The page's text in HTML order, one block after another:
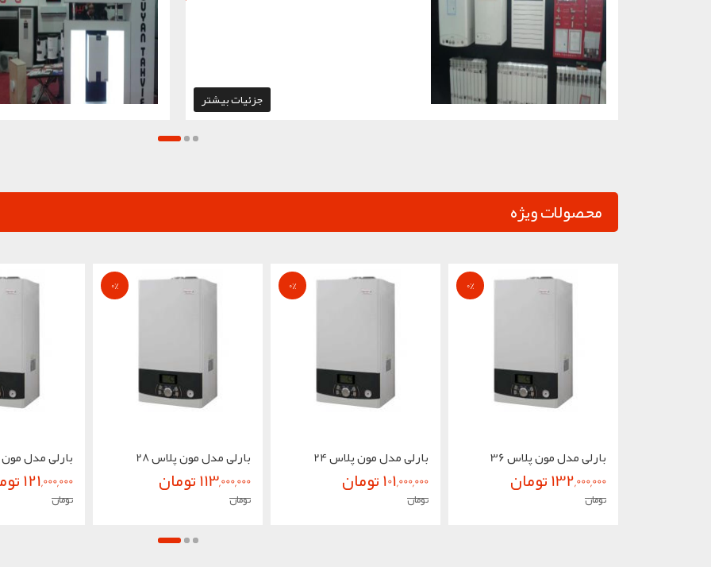
جزئیات بیشتر
محصولات ویژه
بارلی مدل مون
121,000,000 تومان
تومان
بارلی مدل مون پلاس 28
113,000,000 تومان
تومان
0%
بارلی مدل مون پلاس 24
101,000,000 تومان
تومان
0%
بارلی مدل مون پلاس 36
132,000,000 تومان
تومان
0%